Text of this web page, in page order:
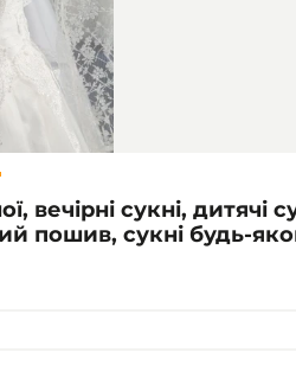
вечірні сукні, дитячі
пошив, сукні будь-